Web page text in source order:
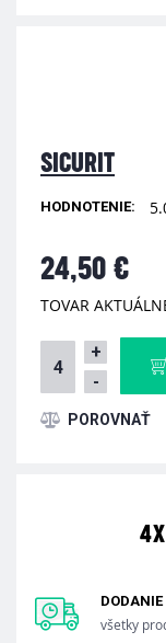
SICURIT
HODNOTENIE:
24,50 €
TOVAR
+
-
všetky